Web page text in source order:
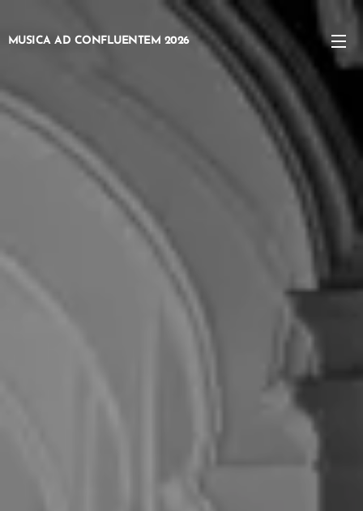
MUSICA AD CONFLUENTEM 2026